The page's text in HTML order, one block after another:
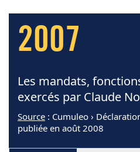
2007
Les mandats,
exercés par Claude
Source : Cumuleo ›
publiée en août 2008